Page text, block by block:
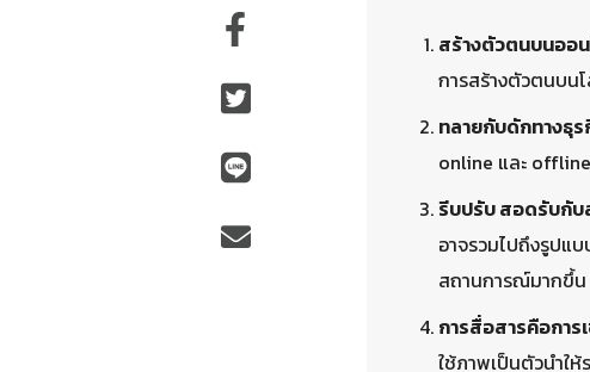
สร้างตัวตนบนออ
การสร้างตัวตนบน
ทลายกับดักทางธุ
online และ
รีบปรับ สอดรับกั
อาจรวมไปถึงรูปแ
สถานการณ์มากขึ้น
การสื่อสารคือกา
ใช้ภาพเป็นตัวนำใ